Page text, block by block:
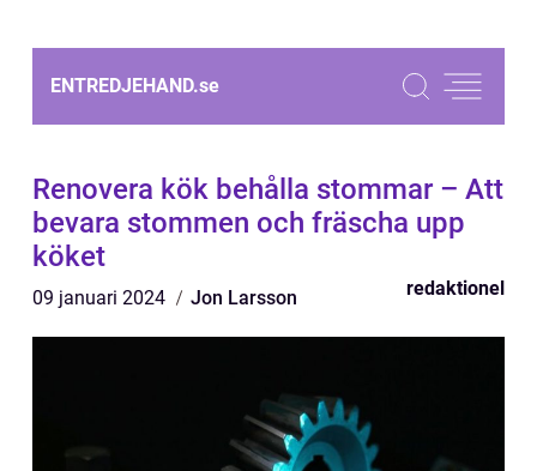
ENTREDJEHAND.se
Renovera kök behålla stommar – Att
bevara stommen och fräscha upp
köket
09 januari 2024 Jon Larsson redaktionel